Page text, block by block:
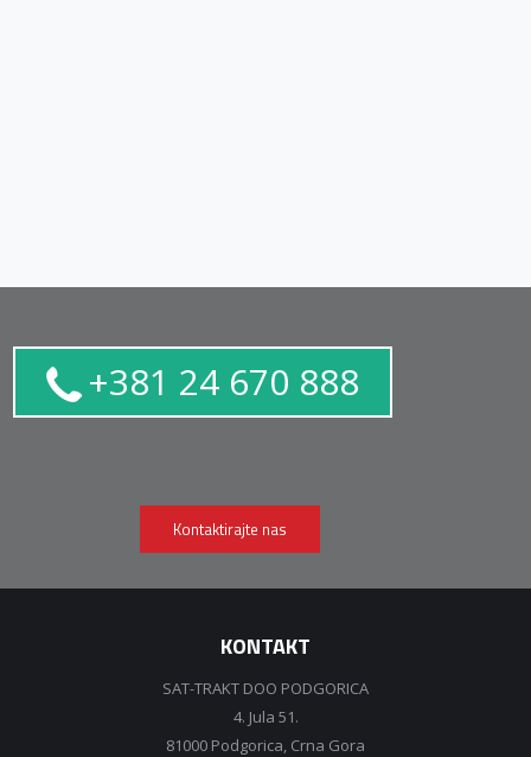
+381 24 670 888
Kontaktirajte nas
KONTAKT
SAT-TRAKT DOO PODGORICA
4. Jula 51.
81000 Podgorica, Crna Gora